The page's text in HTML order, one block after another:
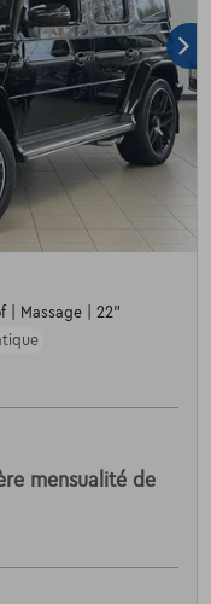
| Massage | 22"
mensualité de